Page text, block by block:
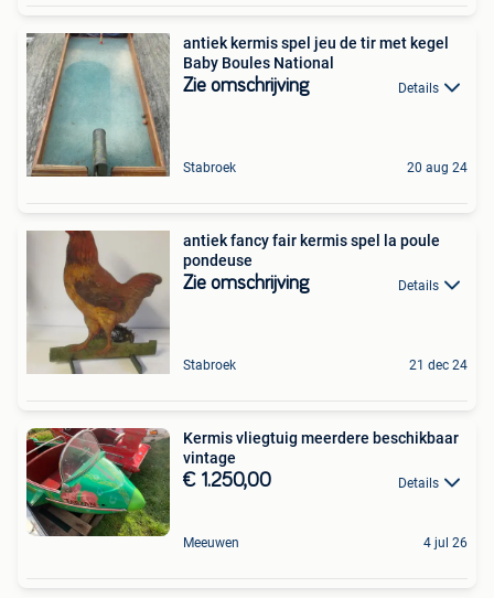
antiek kermis spel jeu de tir met kegel
Baby Boules National
Zie omschrijving Details
Stabroek 20 aug 24
antiek fancy fair kermis spel la poule
pondeuse
Zie omschrijving Details
Stabroek 21 dec 24
Kermis vliegtuig meerdere beschikbaar
vintage
€ 1.250,00 Details
Meeuwen 4 jul 26